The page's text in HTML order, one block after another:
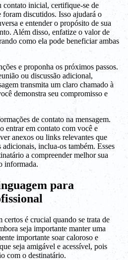
contato inicial, certifique-se de
foram discutidos. Isso ajudará o
e entender o propósito de sua
Além disso, enfatize o valor de
como ela pode beneficiar ambas
e proponha os próximos passos.
ou discussão adicional,
transmita um claro chamado à
demonstra seu compromisso e
de contato na mensagem.
entrar em contato com você e
anexos ou links relevantes que
inclua-os também. Esses
a compreender melhor sua
informada.
para
é crucial quando se trata de
seja importante manter uma
importante soar caloroso e
seja amigável e acessível, pois
com o destinatário.